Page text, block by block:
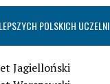
POLSKICH UCZELNI
Jagielloński